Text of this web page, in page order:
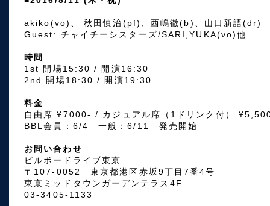
akiko(vo)、 秋田慎治(pf)、西嶋徹(b)、山口新語(dr)
Guest: チャイチーシスターズ/SARI,YUKA(vo)他
時間
1st 開場15:30 / 開演16:30
2nd 開場18:30 / 開演19:30
料金
自由席 ¥7000- / カジュアル席（1ドリンク付）
BBL会員：6/4 一般：6/11 発売開始
お問い合わせ
ビルボードライブ東京
〒107-0052 東京都港区赤坂9丁目7番4号
東京ミッドタウンガーデンテラス4F
03-3405-1133